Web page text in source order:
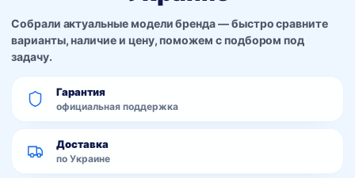
Собрали актуальные модели бренда — быстро сравните
варианты, наличие и цену, поможем с подбором под
задачу.
Гарантия
официальная поддержка
Доставка
по Украине